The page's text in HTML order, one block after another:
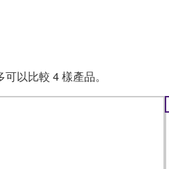
可以比較 4 樣產品。